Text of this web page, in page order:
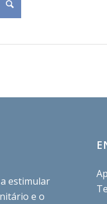
estimular
e o